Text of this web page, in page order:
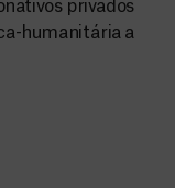
MSF
privados
humanitária a